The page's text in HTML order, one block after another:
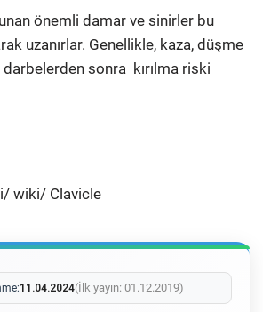
önemli damar ve sinirler bu
uzanırlar. Genellikle, kaza, düşme
darbelerden sonra kırılma riski
wiki/ Clavicle
11.04.2024(İlk yayın: 01.12.2019)